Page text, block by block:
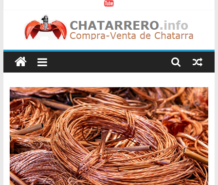
Chatarreros
–
Precio
de
Chatarra
Directorio